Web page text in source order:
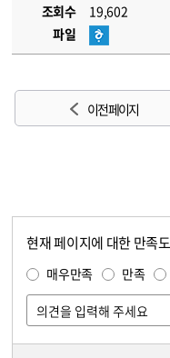
조회수
19,602
파일
이전 페이지
현재 페이지에 대한 만족
매우만족 만족